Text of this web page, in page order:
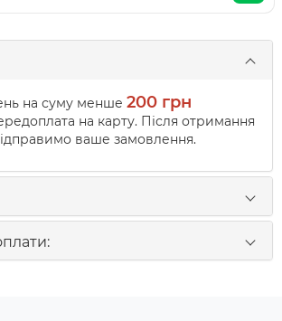
на суму менше 200 грн
на карту. Після отримання
ваше замовлення.